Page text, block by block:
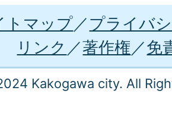
トマップ
プライバ
リンク
著作権 免
Kakogawa city. All